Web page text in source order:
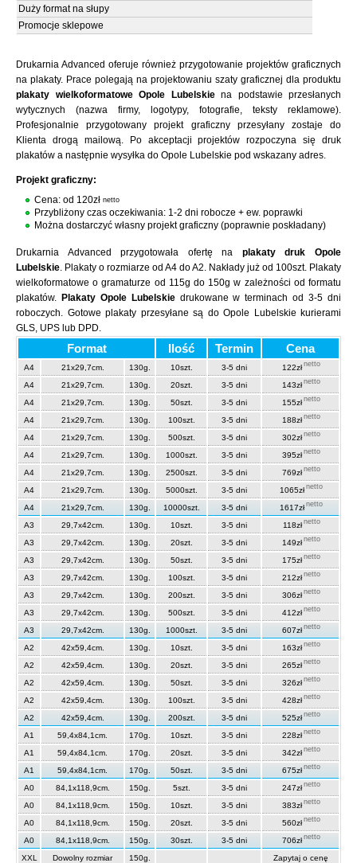
Duży format na słupy
Promocje sklepowe
Drukarnia Advanced oferuje również przygotowanie projektów graficznych
na plakaty. Prace polegają na projektowaniu szaty graficznej dla produktu
plakaty wielkoformatowe Opole Lubelskiena podstawie przesłanych
wytycznych (nazwa firmy, logotypy, fotografie, teksty reklamowe).
Profesjonalnie przygotowany projekt graficzny przesyłany zostaje do
Klienta drogą mailową. Po akceptacji projektów rozpoczyna się druk
plakatów a następnie wysyłka do Opole Lubelskie pod wskazany adres.
Projekt graficzny:
Cena: od 120zł netto
Przybliżony czas oczekiwania: 1-2 dni robocze + ew. poprawki
Można dostarczyć własny projekt graficzny (poprawnie poskładany)
Drukarnia Advanced przygotowała ofertę na plakaty druk Opole
Lubelskie. Plakaty o rozmiarze od A4 do A2. Nakłady już od 100szt. Plakaty
wielkoformatowe o gramaturze od 115g do 150g w zależności od formatu
plakatów. Plakaty Opole Lubelskiedrukowane w terminach od 3-5 dni
roboczych. Gotowe plakaty przesyłane są do Opole Lubelskie kurierami
GLS, UPS lub DPD.
Format Ilość Termin Cena
A4 21x29,7cm. 130g. 10szt. 3-5 dni 122zł netto
A4 21x29,7cm. 130g. 20szt. 3-5 dni 143zł netto
A4 21x29,7cm. 130g. 50szt. 3-5 dni 155zł netto
A4 21x29,7cm. 130g. 100szt. 3-5 dni 188zł netto
A4 21x29,7cm. 130g. 500szt. 3-5 dni 302zł netto
A4 21x29,7cm. 130g. 1000szt. 3-5 dni 395zł netto
A4 21x29,7cm. 130g. 2500szt. 3-5 dni 769zł netto
A4 21x29,7cm. 130g. 5000szt. 3-5 dni 1065zł netto
A4 21x29,7cm. 130g. 10000szt. 3-5 dni 1617zł netto
A3 29,7x42cm. 130g. 10szt. 3-5 dni 118zł netto
A3 29,7x42cm. 130g. 20szt. 3-5 dni 149zł netto
A3 29,7x42cm. 130g. 50szt. 3-5 dni 175zł netto
A3 29,7x42cm. 130g. 100szt. 3-5 dni 212zł netto
A3 29,7x42cm. 130g. 200szt. 3-5 dni 306zł netto
A3 29,7x42cm. 130g. 500szt. 3-5 dni 412zł netto
A3 29,7x42cm. 130g. 1000szt. 3-5 dni 607zł netto
A2 42x59,4cm. 130g. 10szt. 3-5 dni 163zł netto
A2 42x59,4cm. 130g. 20szt. 3-5 dni 265zł netto
A2 42x59,4cm. 130g. 50szt. 3-5 dni 326zł netto
A2 42x59,4cm. 130g. 100szt. 3-5 dni 428zł netto
A2 42x59,4cm. 130g. 200szt. 3-5 dni 525zł netto
A1 59,4x84,1cm. 170g. 10szt. 3-5 dni 228zł netto
A1 59,4x84,1cm. 170g. 20szt. 3-5 dni 342zł netto
A1 59,4x84,1cm. 170g. 50szt. 3-5 dni 675zł netto
A0 84,1x118,9cm. 150g. 5szt. 3-5 dni 247zł netto
A0 84,1x118,9cm. 150g. 10szt. 3-5 dni 383zł netto
A0 84,1x118,9cm. 150g. 20szt. 3-5 dni 560zł netto
A0 84,1x118,9cm. 150g. 30szt. 3-5 dni 706zł netto
XXL Dowolny rozmiar 150g. Zapytaj o cenę